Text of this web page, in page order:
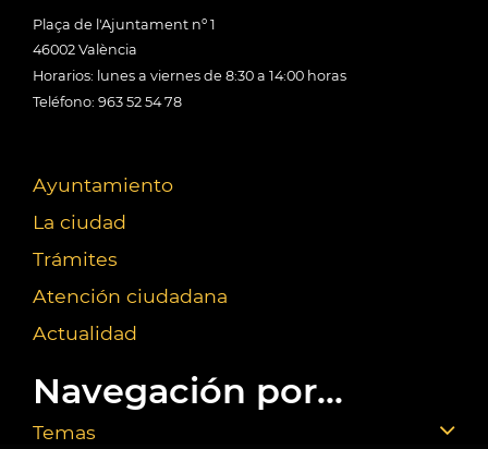
Plaça de l'Ajuntament nº 1
46002 València
Horarios: lunes a viernes de 8:30 a 14:00 horas
Teléfono: 963 52 54 78
Ayuntamiento
La ciudad
Trámites
Atención ciudadana
Actualidad
Navegación por...
Temas